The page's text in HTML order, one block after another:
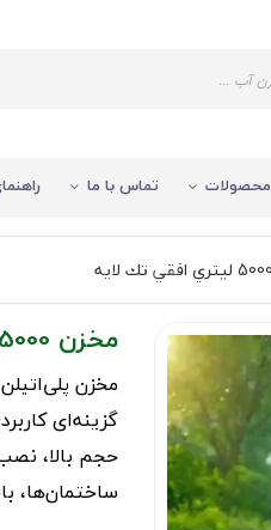
محصولات تماس با ما
مخزن 5000 ليتري افقي تك لايه
گزینه‌ای
حجم بالا،
ساختمان‌ها،